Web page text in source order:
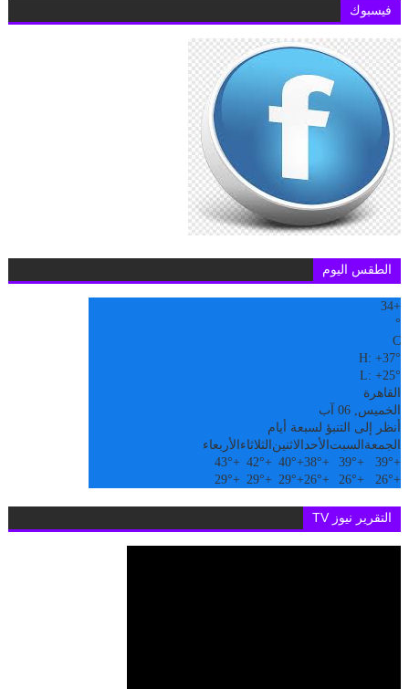
فيسبوك
الطقس اليوم
+
34
°
C
H:+37°
L:+25°
القاهرة
الخميس, 06 آب
أنظر إلى التنبؤ لسبعة أيام
الجمعة السبت الأحدالاثنين الثلاثاء الأربعاء
+
39°
+
39°
+
38°
+
40°
+
42°
+
43°
+
26°
+
26°
+
26°
+
29°
+
29°
+
29°
التقرير نيوز TV